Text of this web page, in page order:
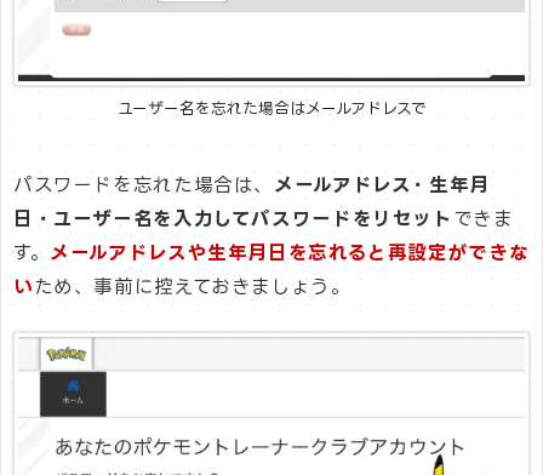
ユーザー名を忘れた場合はメールアドレスで
パスワードを忘れた場合は、 メールアドレス・生年月
日・ユーザー名を入力してパスワードをリセット できま
す。 メールアドレスや生年月日を忘れると再設定ができな
い ため、事前に控えておきましょう。